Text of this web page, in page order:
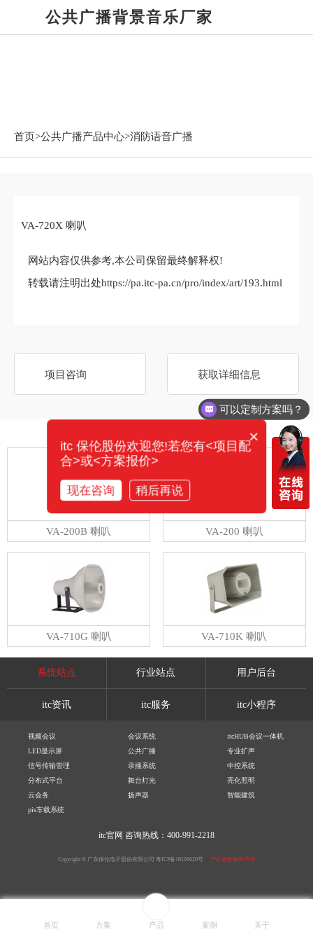
公共广播背景音乐厂家
首页>公共广播产品中心>消防语音广播
VA-720X 喇叭
网站内容仅供参考,本公司保留最终解释权!
转载请注明出处https://pa.itc-pa.cn/pro/index/art/193.html
项目咨询 获取详细信息
VA-200B 喇叭 VA-200 喇叭
VA-710G 喇叭 VA-710K 喇叭
系统站点 行业站点 用户后台
itc资讯 itc服务 itc小程序
视频会议 会议系统
itcHUB会议一体机
LED显示屏
公共广播
专业扩声
信号传输管理
录播系统
中控系统
分布式平台
舞台灯光
亮化照明
云会务
扬声器
智能建筑
pis车载系统
itc官网 咨询热线：400-991-2218
Copyright © 广东保伦电子股份有限公司 粤ICP备16106620号 产品参数解释声明
首页 方案 产品 案例 关于
可以定制方案吗？
×
itc 保伦股份欢迎您!若您有<项目配
合>或<方案报价>
现在咨询 稍后再说